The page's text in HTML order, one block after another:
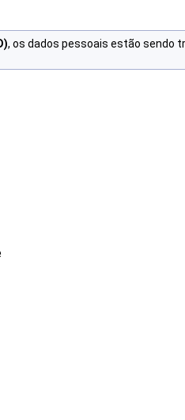
, os dados pessoais estão sendo